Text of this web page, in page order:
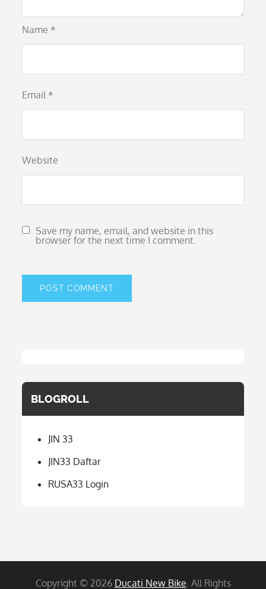
Name *
Email *
Website
Save my name, email, and website in this
browser for the next time I comment.
BLOGROLL
JIN 33
JIN33 Daftar
RUSA33 Login
Copyright © 2026 Ducati New Bike. All Rights